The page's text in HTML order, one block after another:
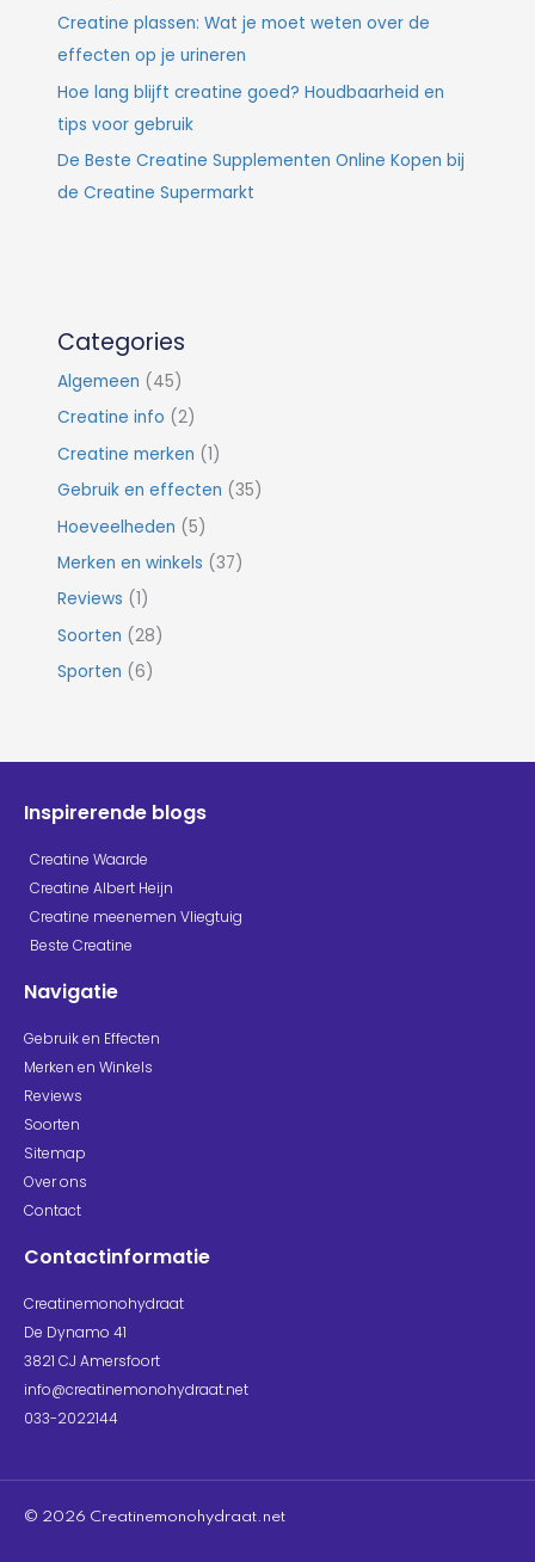
Creatine plassen: Wat je moet weten over de
effecten op je urineren
Hoe lang blijft creatine goed? Houdbaarheid en
tips voor gebruik
De Beste Creatine Supplementen Online Kopen bij
de Creatine Supermarkt
Categories
Algemeen (45)
Creatine info (2)
Creatine merken (1)
Gebruik en effecten (35)
Hoeveelheden (5)
Merken en winkels (37)
Reviews (1)
Soorten (28)
Sporten (6)
Inspirerende blogs
Creatine Waarde
Creatine Albert Heijn
Creatine meenemen Vliegtuig
Beste Creatine
Navigatie
Gebruik en Effecten
Merken en Winkels
Reviews
Soorten
Sitemap
Over ons
Contact
Contactinformatie
Creatinemonohydraat
De Dynamo 41
3821 CJ Amersfoort
info@creatinemonohydraat.net
033-2022144
© 2026 Creatinemonohydraat.net​